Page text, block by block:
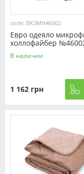
code: BK3MH46002
Евро одеяло
холлофайбер
В наличии
1 162 грн